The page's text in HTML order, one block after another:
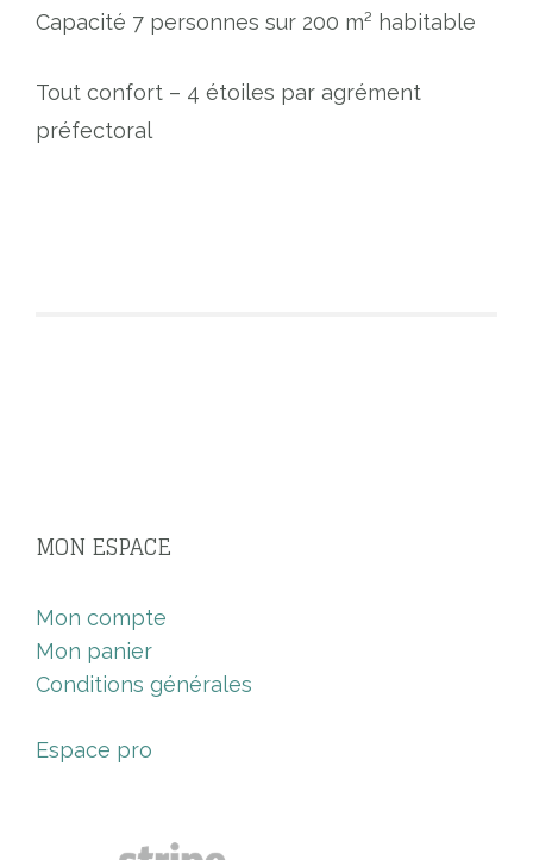
Capacité 7 personnes sur 200 m² habitable
Tout confort – 4 étoiles par agrément
préfectoral
MON ESPACE
Mon compte
Mon panier
Conditions générales
Espace pro